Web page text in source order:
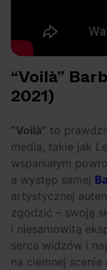
“Voilà”
2021)
“Voilà” to
media, takie jak
wspaniałym
a występ samej
artystycznej
zgodzić – swoją
i niesamowitą
serca widzów i
na ciemnej